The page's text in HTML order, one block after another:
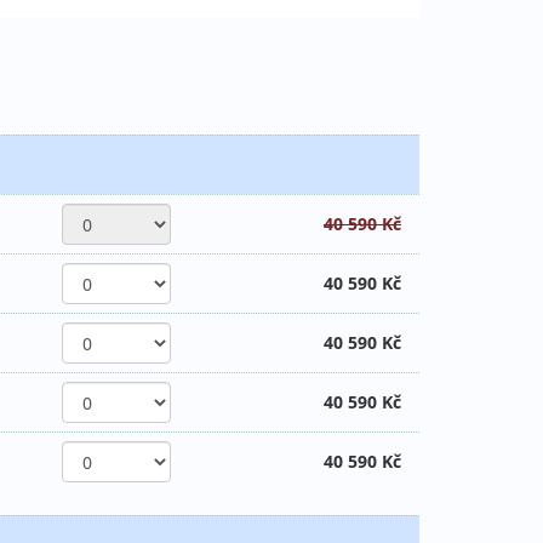
40 590 Kč
40 590 Kč
40 590 Kč
40 590 Kč
40 590 Kč